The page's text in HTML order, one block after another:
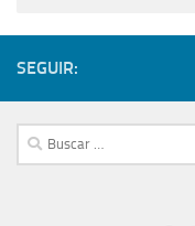
SEGUIR:
Buscar: